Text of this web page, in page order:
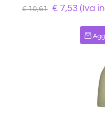
€ 10,61 € 7,53 (Iva